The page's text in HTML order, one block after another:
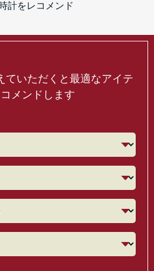
計をレコメンド
ていただくと最適なアイテ
メンドします